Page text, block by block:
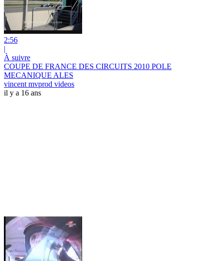
2:56
|
À suivre
COUPE DE FRANCE DES CIRCUITS 2010 POLE
MECANIQUE ALES
vincent mvprod videos
il y a 16 ans